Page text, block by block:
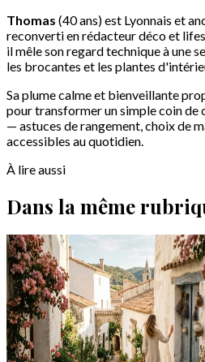
Thomas (40 ans) est Lyonnais et
reconverti en rédacteur déco et
il mêle son regard technique à une
les brocantes et les plantes
Sa plume calme et bienveillante
pour transformer un simple coin de
— astuces de rangement, choix de
accessibles au quotidien.
À lire aussi
Dans la même